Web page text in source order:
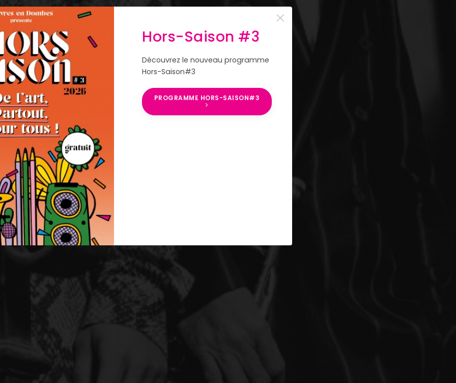
Hors-Saison #3
Découvrez le nouveau programme
Hors-Saison#3
PROGRAMME HORS-SAISON#3
×